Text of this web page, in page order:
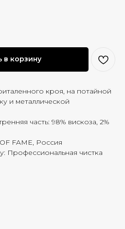
в корзину
кроя, на потайной
и металлической
часть: 98% вискоза, 2%
FAME, Россия
Профессиональная чистка